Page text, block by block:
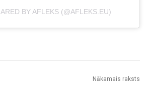
BY AFLEKS (@AFLEKS.EU)
Nākamais raksts